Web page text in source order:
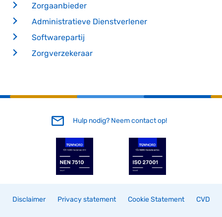
Zorgaanbieder
Administratieve Dienstverlener
Softwarepartij
Zorgverzekeraar
Hulp nodig? Neem contact op!
Disclaimer Privacy statement Cookie Statement CVD